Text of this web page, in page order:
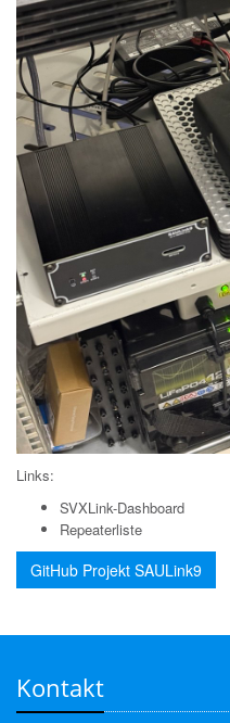
Links:
SVXLink-Dashboard
Repeaterliste
GitHub Projekt SAULink9
Kontakt